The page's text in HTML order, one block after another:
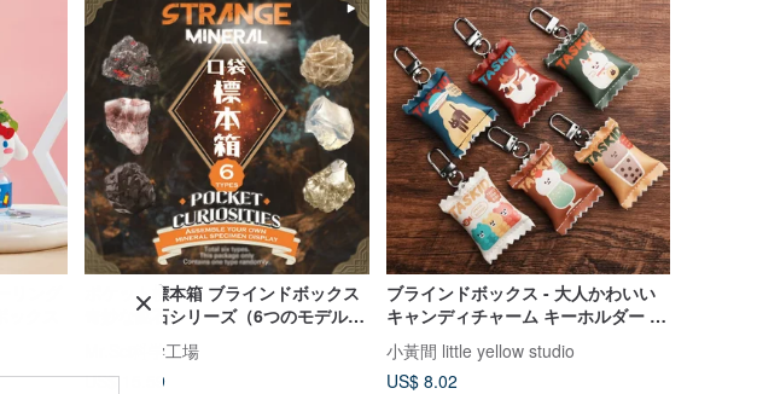
ポケット標本箱 ブラインドボックス
奇妙な鉱石シリーズ（6つのモデルを
ランダムに発送）
Mr.Sci科学工場
US$ 15.59
ブラインドボックス - 大人かわいい
キャンディチャーム キーホルダー 5
種＋シークレット 1 種
小黃間 little yellow studio
US$ 8.02